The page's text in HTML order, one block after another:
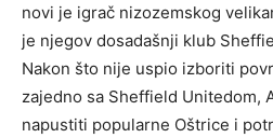
novi je igrač nizozemskog
je njegov dosadašnji klub
Nakon što nije uspio izboriti
zajedno sa Sheffield Unitedom,
napustiti popularne Oštrice i